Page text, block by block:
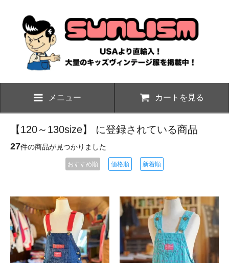
メニュー カートを見る
【120～130size】 に登録されている商品
27件の商品が見つかりました
おすすめ順 価格順 新着順